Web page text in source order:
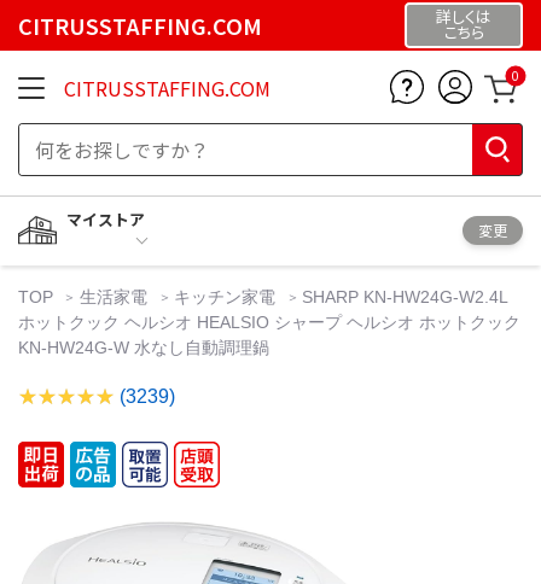
CITRUSSTAFFING.COM 詳しくは
こちら
CITRUSSTAFFING.COM 0
マイストア
変更
TOP 生活家電 キッチン家電
SHARP KN-HW24G-W2.4L
ホットクック ヘルシオ HEALSIO シャープ ヘルシオ ホットクック
KN-HW24G-W 水なし自動調理鍋
(3239)